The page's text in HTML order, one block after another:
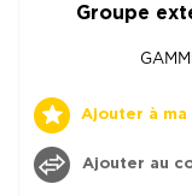
Groupe
Ajouter à
Ajouter au